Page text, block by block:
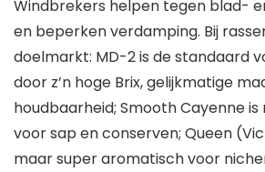
Windbrekers helpen tegen blad-
en beperken verdamping. Bij
doelmarkt: MD-2 is de standaard
door z’n hoge Brix, gelijkmatige
houdbaarheid; Smooth Cayenne
voor sap en conserven; Queen
maar super aromatisch voor